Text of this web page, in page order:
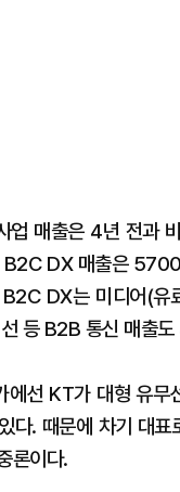
업 매출은 4년 전과
B2C DX 매출은
DX는 미디어(유
등 B2B 통신 매출
에선 KT가 대형 유무
다. 때문에 차기 대
론이다.